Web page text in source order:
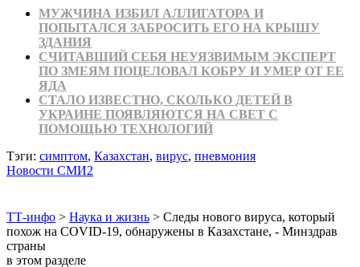
МУЖЧИНА ИЗБИЛ АЛЛИГАТОРА И
ПОПЫТАЛСЯ ЗАБРОСИТЬ ЕГО НА КРЫШУ
ЗДАНИЯ
СЧИТАВШИЙ СЕБЯ НЕУЯЗВИМЫМ ЭКСПЕРТ
ПО ЗМЕЯМ ПОЦЕЛОВАЛ КОБРУ И УМЕР ОТ ЕЕ
ЯДА
СТАЛО ИЗВЕСТНО, СКОЛЬКО ДЕТЕЙ В
УКРАИНЕ ПОЯВЛЯЮТСЯ НА СВЕТ С
ПОМОЩЬЮ ТЕХНОЛОГИЙ
Тэги: симптом, Казахстан, вирус, пневмония
Новости СМИ2
ТТ-инфо > Наука и жизнь > Следы нового вируса, который
похож на COVID-19, обнаружены в Казахстане, - Минздрав
страны
в этом разделе